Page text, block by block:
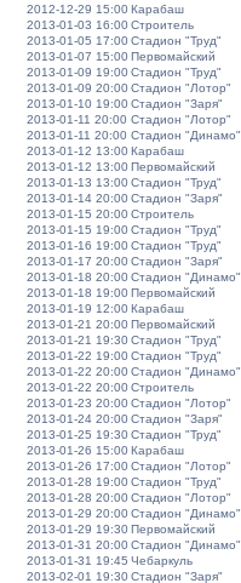
2012-12-29 15:00Карабаш
2013-01-03 16:00Строитель
2013-01-05 17:00Стадион "Труд"
2013-01-07 15:00Первомайский
2013-01-09 19:00Стадион "Труд"
2013-01-09 20:00Стадион "Лотор"
2013-01-10 19:00Стадион "Заря"
2013-01-11 20:00 Стадион "Лотор"
2013-01-11 20:00 Стадион "Динамо"
2013-01-12 13:00Карабаш
2013-01-12 13:00Первомайский
2013-01-13 13:00Стадион "Труд"
2013-01-14 20:00Стадион "Заря"
2013-01-15 20:00Строитель
2013-01-15 19:00Стадион "Труд"
2013-01-16 19:00Стадион "Труд"
2013-01-17 20:00Стадион "Заря"
2013-01-18 20:00Стадион "Динамо"
2013-01-18 19:00Первомайский
2013-01-19 12:00Карабаш
2013-01-21 20:00Первомайский
2013-01-21 19:30Стадион "Труд"
2013-01-22 19:00Стадион "Труд"
2013-01-22 20:00Стадион "Динамо"
2013-01-22 20:00Строитель
2013-01-23 20:00Стадион "Лотор"
2013-01-24 20:00Стадион "Заря"
2013-01-25 19:30Стадион "Труд"
2013-01-26 15:00Карабаш
2013-01-26 17:00Стадион "Лотор"
2013-01-28 19:00Стадион "Труд"
2013-01-28 20:00Стадион "Лотор"
2013-01-29 20:00Стадион "Динамо"
2013-01-29 19:30Первомайский
2013-01-31 20:00Стадион "Динамо"
2013-01-31 19:45 Чебаркуль
2013-02-01 19:30Стадион "Заря"